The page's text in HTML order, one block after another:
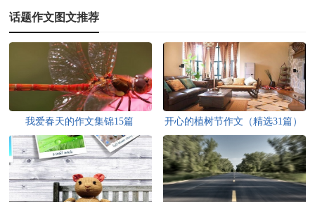
话题作文图文推荐
我爱春天的作文集锦15篇 开心的植树节作文（精选31篇）